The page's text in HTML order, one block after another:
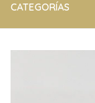
CATEGORÍAS